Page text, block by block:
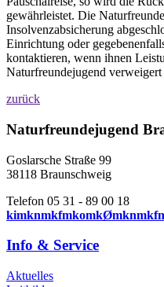
gewährleistet. Die
Insolvenzabsicherung
Einrichtung oder
kontaktieren, wenn ihnen
Naturfreundejugend verweigert
zurück
Naturfreundejugend
Goslarsche Straße 99
38118 Braunschweig
Telefon 05 31 - 89 00 18
kimknmkfmkomkØmknmkf
Info & Service
Aktuelles